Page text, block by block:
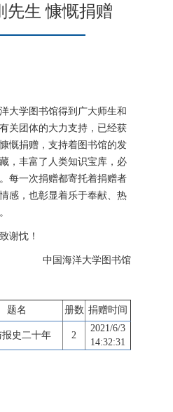
先生 慷慨捐赠
大学图书馆得到广大师生和
关团体的大力支持，已经获
慨捐赠，支持着图书馆的发
，丰富了人类知识宝库，必
每一次捐赠都寄托着捐赠者
感，也彰显着乐于奉献、热
谢忱！
中国海洋大学图书馆
题名 册数 捐赠时间
报史二十年 2
2021/6/3
14:32:31